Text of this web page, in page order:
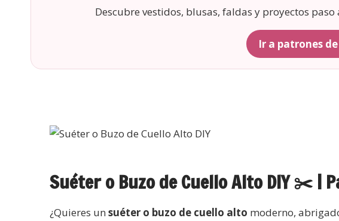
Descubre vestidos, blusas, faldas y proyectos
Ir a patrones
Suéter o Buzo de Cuello Alto DIY ✂️ |
¿Quieres un suéter o buzo de cuello alto moderno,